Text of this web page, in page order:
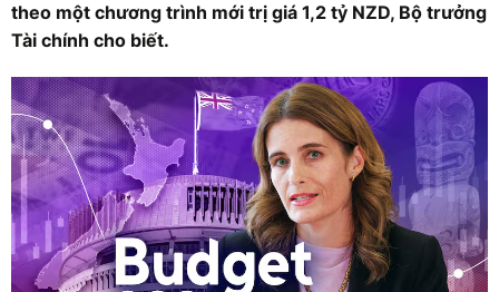
theo một chương trình mới trị giá 1,2 tỷ NZD, Bộ trưởng
Tài chính cho biết.